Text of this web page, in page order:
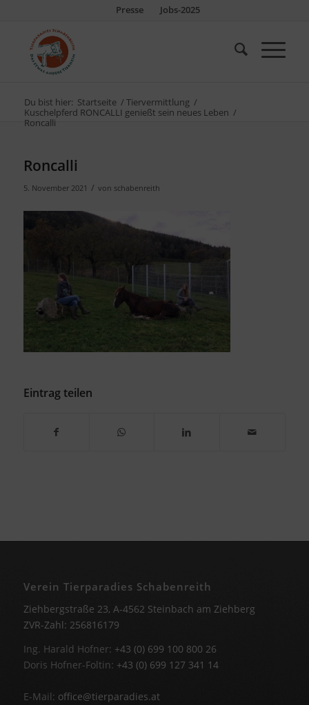
Presse Jobs-2025
Du bist hier: Startseite / Tiervermittlung /
Kuschelpferd RONCALLI genießt sein neues Leben /
Roncalli
Roncalli
5. November 2021 / von schabenreith
Eintrag teilen
Verein Tierparadies Schabenreith
Ziehbergstraße 23, A-4562 Steinbach am Ziehberg
ZVR-Zahl: 256816179
Ing. Harald Hofner: +43 (0) 699 100 800 26
Doris Hofner-Foltin: +43 (0) 699 127 341 14
E-Mail: office@tierparadies.at